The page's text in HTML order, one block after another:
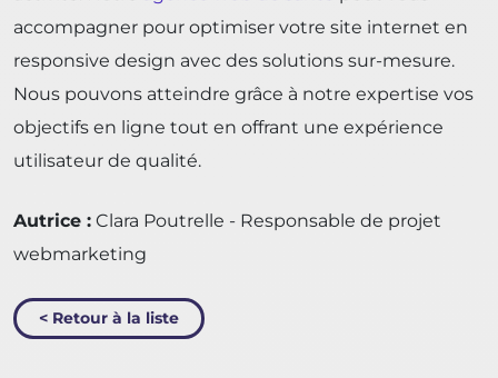
accompagner pour optimiser votre site internet en
responsive design avec des solutions sur-mesure.
Nous pouvons atteindre grâce à notre expertise vos
objectifs en ligne tout en offrant une expérience
utilisateur de qualité.
Autrice : Clara Poutrelle - Responsable de projet
webmarketing
< Retour à la liste